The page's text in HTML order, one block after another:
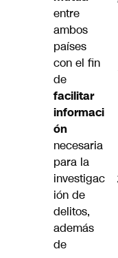
entre
ambos
países
con el fin
de
facilitar
informaci
ón
necesaria
para la
investigac
ión de
delitos,
además
de